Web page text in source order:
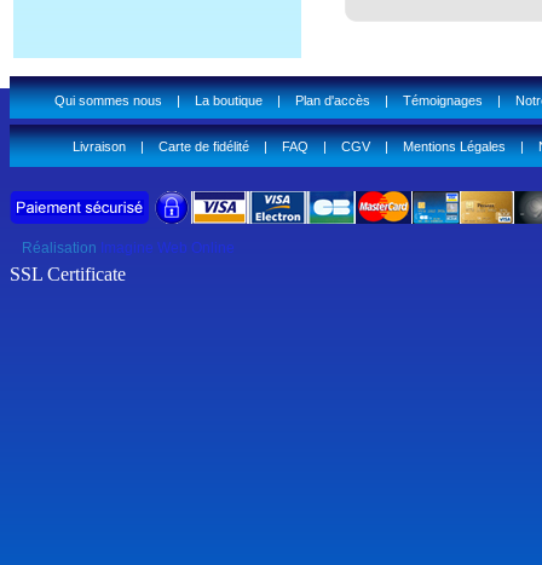
Qui sommes nous|La boutique|Plan d'accès|Témoignages|
Livraison|Carte de fidélité|FAQ|CGV|Mentions Légales|
Réalisation Imagine Web Online
SSL Certificate